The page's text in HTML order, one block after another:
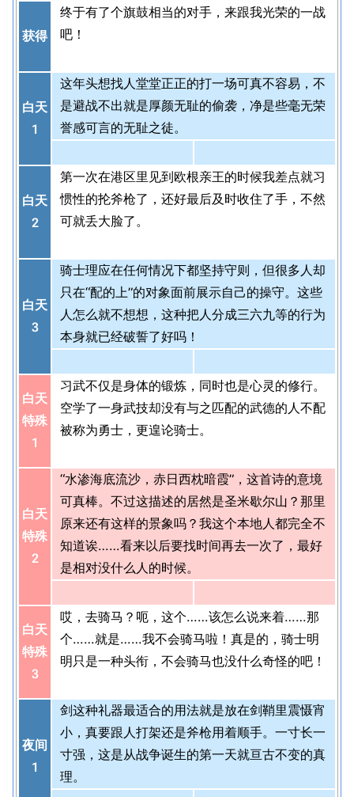
获得
终于有了个旗鼓相当的对手，来跟我光荣的一战
吧！
白天
1
这年头想找人堂堂正正的打一场可真不容易，不
是避战不出就是厚颜无耻的偷袭，净是些毫无荣
誉感可言的无耻之徒。
白天
2
第一次在港区里见到欧根亲王的时候我差点就习
惯性的抡斧枪了，还好最后及时收住了手，不然
可就丢大脸了。
白天
3
骑士理应在任何情况下都坚持守则，但很多人却
只在“配的上”的对象面前展示自己的操守。这些
人怎么就不想想，这种把人分成三六九等的行为
本身就已经破誓了好吗！
白天
特殊
1
习武不仅是身体的锻炼，同时也是心灵的修行。
空学了一身武技却没有与之匹配的武德的人不配
被称为勇士，更遑论骑士。
白天
特殊
2
“水渗海底流沙，赤日西枕暗霞”，这首诗的意境
可真棒。不过这描述的居然是圣米歇尔山？那里
原来还有这样的景象吗？我这个本地人都完全不
知道诶……看来以后要找时间再去一次了，最好
是相对没什么人的时候。
白天
特殊
3
哎，去骑马？呃，这个……该怎么说来着……那
个……就是……我不会骑马啦！真是的，骑士明
明只是一种头衔，不会骑马也没什么奇怪的吧！
夜间
1
剑这种礼器最适合的用法就是放在剑鞘里震慑宵
小，真要跟人打架还是斧枪用着顺手。一寸长一
寸强，这是从战争诞生的第一天就亘古不变的真
理。